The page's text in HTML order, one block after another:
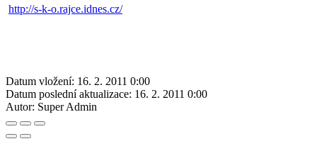
http://s-k-o.rajce.idnes.cz/
Datum vložení: 16. 2. 2011 0:00
Datum poslední aktualizace: 16. 2. 2011 0:00
Autor: Super Admin